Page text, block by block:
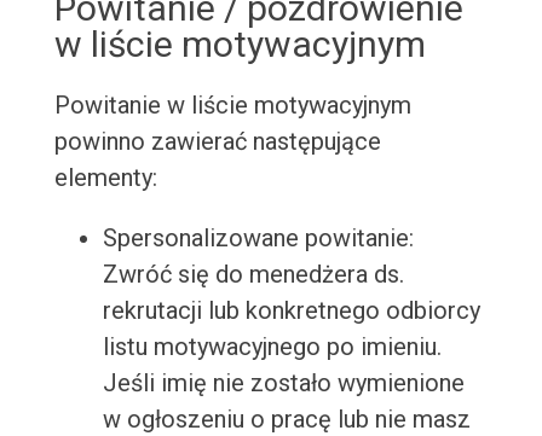
w liście motywacyjnym
Powitanie w liście motywacyjnym
powinno zawierać następujące
elementy:
Spersonalizowane powitanie:
Zwróć się do menedżera ds.
rekrutacji lub konkretnego odbiorcy
listu motywacyjnego po imieniu.
Jeśli imię nie zostało wymienione
w ogłoszeniu o pracę lub nie masz